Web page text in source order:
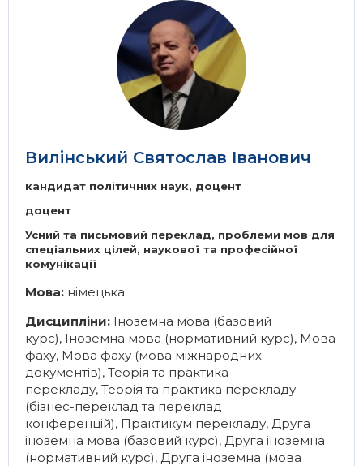
Image
Вилінський Святослав Іванович
кандидат політичних наук, доцент
доцент
Усний та письмовий переклад, проблеми мов для
спеціальних цілей, наукової та професійної
комунікації
Мова: німецька.
Дисципліни: Іноземна мова (базовий
курс), Іноземна мова (нормативний курс), Мова
фаху, Мова фаху (мова міжнародних
документів), Теорія та практика
перекладу, Теорія та практика перекладу
(бізнес-переклад та переклад
конференцій), Практикум перекладу, Друга
іноземна мова (базовий курс), Друга іноземна
(нормативний курс), Друга іноземна (мова